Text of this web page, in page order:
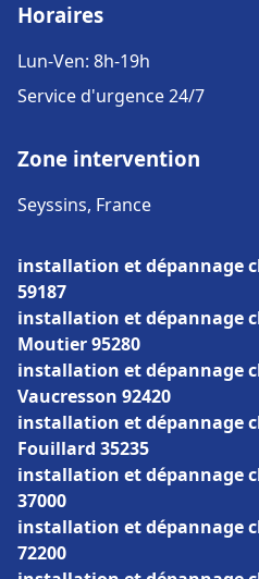
Horaires
Lun-Ven: 8h-19h
Service d'urgence 24/7
Zone intervention
Seyssins, France
installation et dépannage
59187
installation et dépannage
Moutier 95280
installation et dépannage
Vaucresson 92420
installation et dépannage
Fouillard 35235
installation et dépannage
37000
installation et dépannage
72200